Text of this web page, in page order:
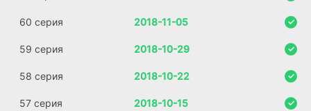
60 серия 2018-11-05
59 серия 2018-10-29
58 серия 2018-10-22
57 серия 2018-10-15